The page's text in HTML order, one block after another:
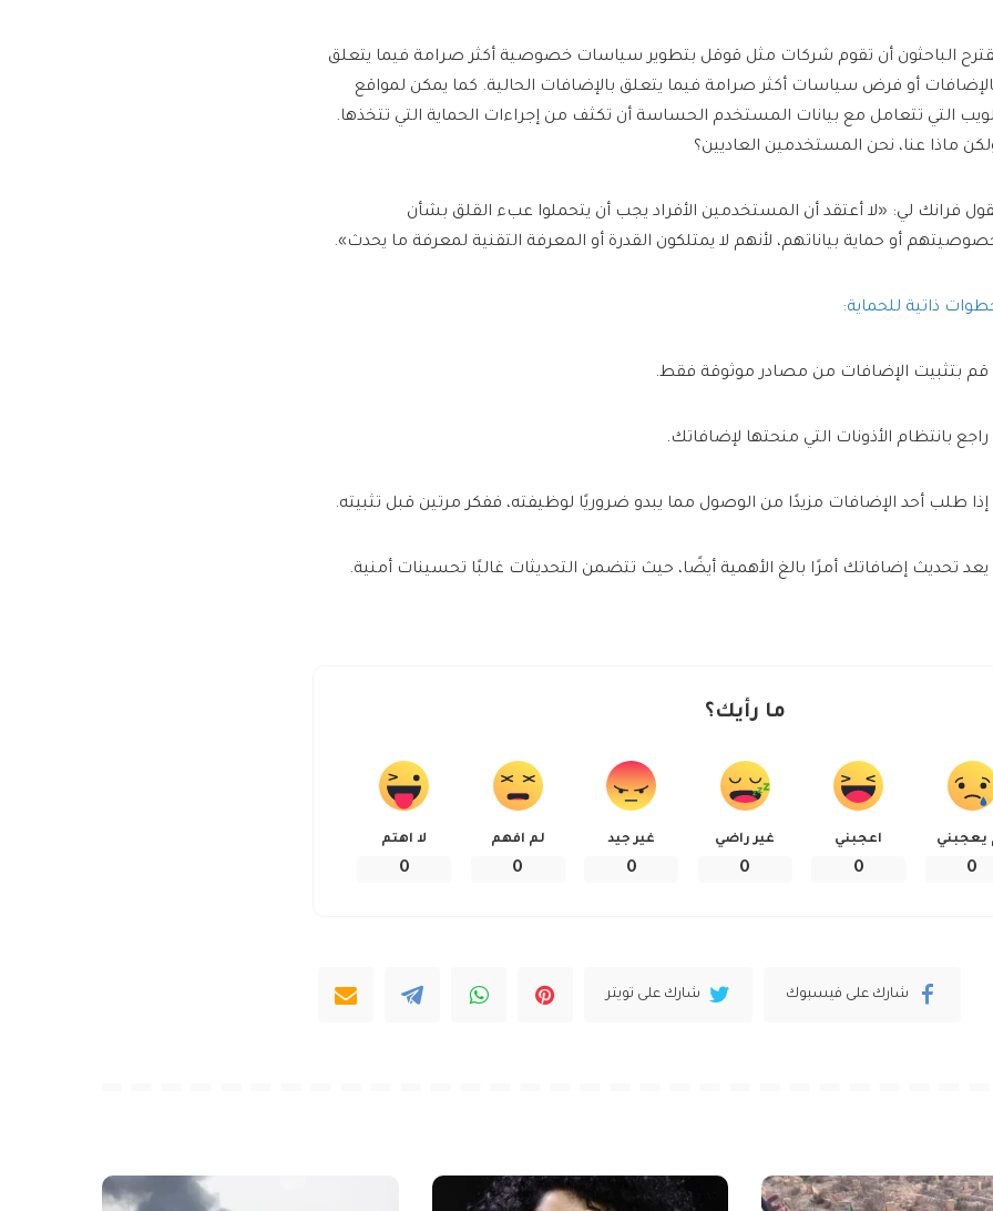
الباحثون أن تقوم شركات مثل قوقل بتطوير سياسات خصوصية أكثر صرامة فيما يتعلق
أو فرض سياسات أكثر صرامة فيما يتعلق بالإضافات الحالية. كما يمكن لمواقع
التي تتعامل مع بيانات المستخدم الحساسة أن تكثف من إجراءات الحماية التي تتخذها.
ماذا عنا، نحن المستخدمين العاديين؟
فرانك لي: «لا أعتقد أن المستخدمين الأفراد يجب أن يتحملوا عبء القلق بشأن
أو حماية بياناتهم، لأنهم لا يمتلكون القدرة أو المعرفة التقنية لمعرفة ما يحدث».
ذاتية للحماية:
قم بتثبيت الإضافات من مصادر موثوقة فقط.
راجع بانتظام الأذونات التي منحتها لإضافاتك.
إذا طلب أحد الإضافات مزيدًا من الوصول مما يبدو ضروريًا لوظيفته، ففكر مرتين قبل تثبيته.
يعد تحديث إضافاتك أمرًا بالغ الأهمية أيضًا، حيث تتضمن التحديثات غالبًا تحسينات أمنية.
ما رأيك؟
يعجبني
0
اعجبني
0
غير راضي
0
غير جيد
0
لم افهم
0
لا اهتم
0
شارك على فيسبوك شارك على تويتر